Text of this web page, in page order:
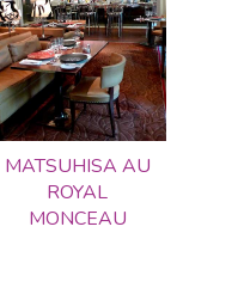
MATSUHISA AU
ROYAL
MONCEAU